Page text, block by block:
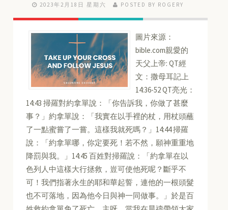
2023年2月18日 星期六 POSTED BY ROGERY
圖片來源：
bible.com親愛的
天父上帝: QT經
文：撒母耳記上
14:36-52 QT亮光：
14:43 掃羅對約拿單說：「你告訴我，你做了甚麼
事？」約拿單說：「我實在以手裡的杖，用杖頭蘸
了一點蜜嘗了一嘗。這樣我就死嗎？」14:44 掃羅
說：「約拿單哪，你定要死！若不然，願神重重地
降罰與我。」14:45 百姓對掃羅說：「約拿單在以
色列人中這樣大行拯救，豈可使他死呢？斷乎不
可！我們指著永生的耶和華起誓，連他的一根頭髮
也不可落地，因為他今日與神一同做事。」於是百